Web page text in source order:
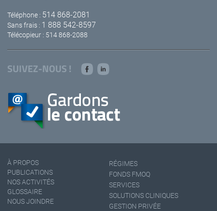
Téléphone : 514 868-2081
Sans frais : 1 888 542-8597
Télécopieur : 514 868-2088
SUIVEZ-NOUS !
À PROPOS
PUBLICATIONS
NOS ACTIVITÉS
GLOSSAIRE
NOUS JOINDRE
RÉGIMES
FONDS FMOQ
SERVICES
SOLUTIONS CLINIQUES
GESTION PRIVÉE